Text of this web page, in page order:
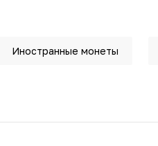
Иностранные монеты